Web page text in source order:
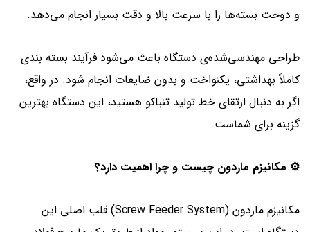
و دوخت بسته‌ها را با سرعت بالا و دقت بسیار انجام می‌دهد.
طراحی مهندسی‌شده‌ی دستگاه باعث می‌شود فرآیند بسته‌ بندی
کاملاً بهداشتی، یکنواخت و بدون ضایعات انجام شود. در واقع،
اگر به دنبال ارتقای خط تولید تنباکو هستید، این دستگاه بهترین
گزینه برای شماست.
⚙️ مکانیزم ماردون چیست و چرا اهمیت دارد؟
مکانیزم ماردون (Screw Feeder System) قلب اصلی این